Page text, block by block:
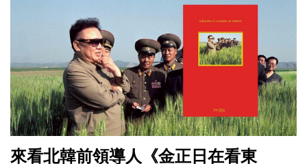
來看北韓前領導人《金正日在看東